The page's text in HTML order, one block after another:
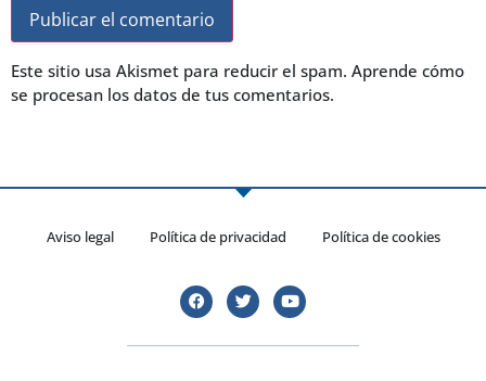
Este sitio usa Akismet para reducir el spam. Aprende cómo
se procesan los datos de tus comentarios.
Aviso legal Política de privacidad Política de cookies